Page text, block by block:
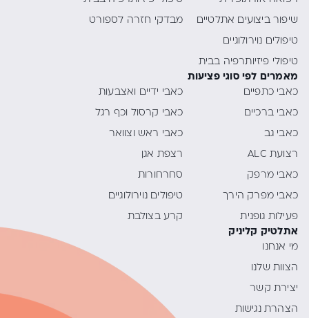
שיפור ביצועים אתלטיים
טיפולים נוירולוגיים
טיפולי פיזיותרפיה בבית
מבדקי חזרה לספורט
מאמרים לפי סוגי פציעות
כאבי כתפיים
כאבי ברכיים
כאבי גב
רצועת ALC
כאבי מרפק
כאבי מפרק הירך
פעילות גופנית
כאבי ידיים ואצבעות
כאבי קרסול וכף רגל
כאבי ראש וצוואר
רצפת אגן
סחרחורות
טיפולים נוירולוגיים
קרע בצולבת
אתלטיק קליניק
מי אנחנו
הצוות שלנו
יצירת קשר
הצהרת נגישות